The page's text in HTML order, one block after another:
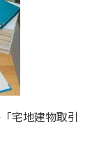
宅地建物取引